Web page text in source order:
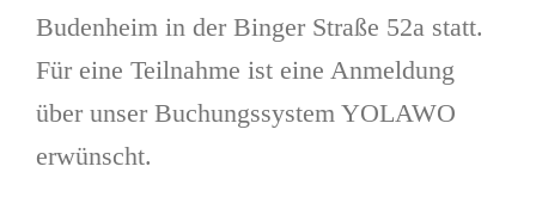
Budenheim in der Binger Straße 52a statt.
Für eine Teilnahme ist eine Anmeldung
über unser Buchungssystem YOLAWO
erwünscht.